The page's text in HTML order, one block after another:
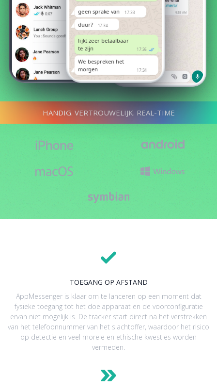
17:33
geen sprake van
17:34
duur?
17:36
lijkt zeer betaalbaar
te zijn
17:34
We bespreken het
morgen
HANDIG. VERTROUWELIJK. REAL-TIME
TOEGANG OP AFSTAND
AppMessenger is klaar om te lanceren op een moment dat
fysieke toegang tot het doelapparaat en de voorconfiguratie
ervan niet mogelijk is. De tracker start direct na het verstrekken
van het telefoonnummer van het slachtoffer, waardoor het risico
op detectie en veel morele en ethische kwesties worden
vermeden.